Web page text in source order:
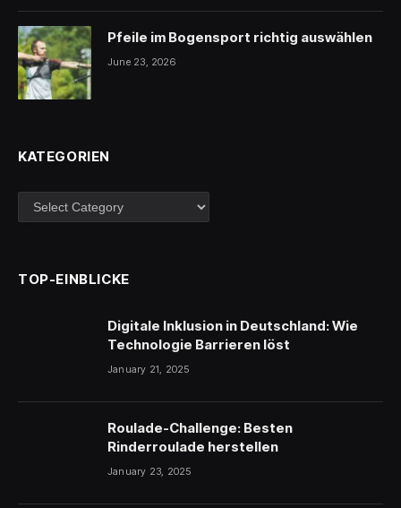
Pfeile im Bogensport richtig auswählen
June 23, 2026
KATEGORIEN
Kategorien
TOP-EINBLICKE
Digitale Inklusion in Deutschland: Wie
Technologie Barrieren löst
January 21, 2025
Roulade-Challenge: Besten
Rinderroulade herstellen
January 23, 2025